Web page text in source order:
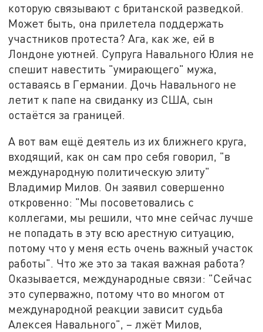
которую связывают с британской разведкой.
Может быть, она прилетела поддержать
участников протеста? Ага, как же, ей в
Лондоне уютней. Супруга Навального Юлия не
спешит навестить "умирающего" мужа,
оставаясь в Германии. Дочь Навального не
летит к папе на свиданку из США, сын
остаётся за границей.
А вот вам ещё деятель из их ближнего круга,
входящий, как он сам про себя говорил, "в
международную политическую элиту"
Владимир Милов. Он заявил совершенно
откровенно: "Мы посоветовались с
коллегами, мы решили, что мне сейчас лучше
не попадать в эту всю арестную ситуацию,
потому что у меня есть очень важный участок
работы". Что же это за такая важная работа?
Оказывается, международные связи: "Сейчас
это суперважно, потому что во многом от
международной реакции зависит судьба
Алексея Навального", – лжёт Милов,